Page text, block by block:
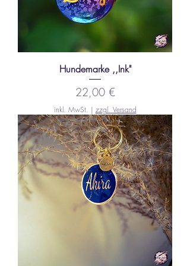
Hundemarke ,,Ink"
Preis
22,00 €
inkl. MwSt. | zzgl. Versand